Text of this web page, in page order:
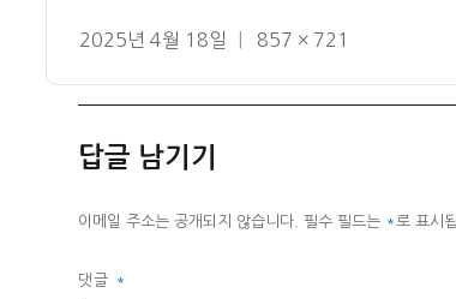
작
2025년 4월 18일
전
857 × 721
답글 남기기
이메일 주소는 공개되지 않습니다. 필수 필드는 *로 표시
댓글 *